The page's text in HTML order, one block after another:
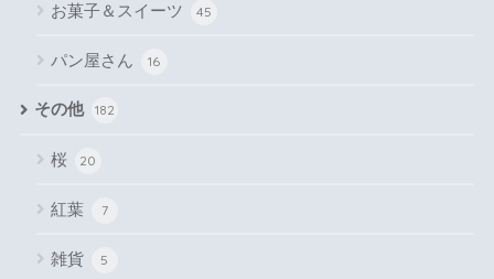
お菓子＆スイーツ 45
パン屋さん 16
その他 182
桜 20
紅葉 7
雑貨 5